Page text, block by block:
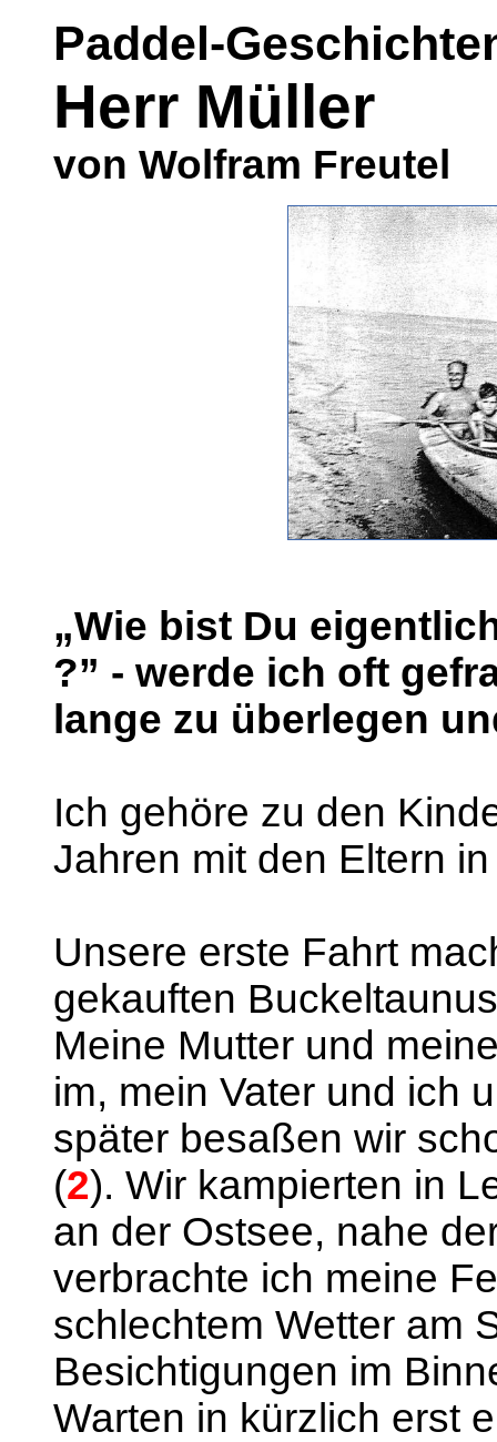
Paddel-
Herr Müller
von Wolfram Freutel
„Wie bist Du
?” - werde ich oft
lange zu überlegen
Ich gehöre zu den
Jahren mit den Eltern
Unsere erste Fahrt
gekauften
Meine Mutter und
im, mein Vater und ich
später besaßen wir
(2). Wir kampierten in
an der Ostsee, nahe
verbrachte ich meine
schlechtem Wetter am
Besichtigungen im
Warten in kürzlich erst